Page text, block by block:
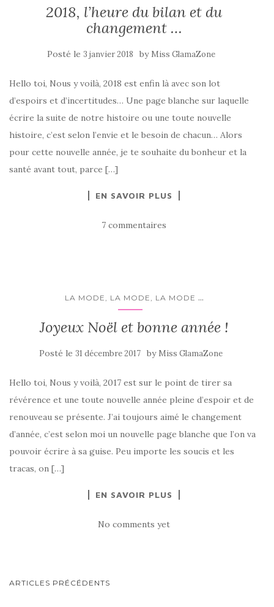
2018, l’heure du bilan et du
changement …
Posté le 3 janvier 2018 by Miss GlamaZone
Hello toi, Nous y voilà, 2018 est enfin là avec son lot
d’espoirs et d’incertitudes… Une page blanche sur laquelle
écrire la suite de notre histoire ou une toute nouvelle
histoire, c’est selon l’envie et le besoin de chacun… Alors
pour cette nouvelle année, je te souhaite du bonheur et la
santé avant tout, parce […]
EN SAVOIR PLUS
7 commentaires
LA MODE, LA MODE, LA MODE ...
Joyeux Noël et bonne année !
Posté le 31 décembre 2017 by Miss GlamaZone
Hello toi, Nous y voilà, 2017 est sur le point de tirer sa
révérence et une toute nouvelle année pleine d’espoir et de
renouveau se présente. J’ai toujours aimé le changement
d’année, c’est selon moi un nouvelle page blanche que l’on va
pouvoir écrire à sa guise. Peu importe les soucis et les
tracas, on […]
EN SAVOIR PLUS
No comments yet
NAVIGATION
ARTICLES PRÉCÉDENTS